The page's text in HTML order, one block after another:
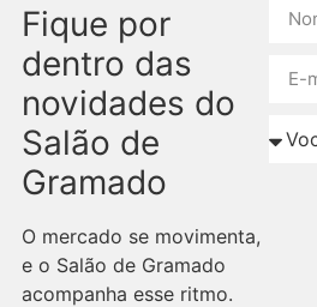
Fique por
dentro das
novidades do
Salão de
Gramado
O mercado se movimenta,
e o Salão de Gramado
acompanha esse ritmo.